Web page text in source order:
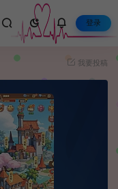
登录
我要投稿